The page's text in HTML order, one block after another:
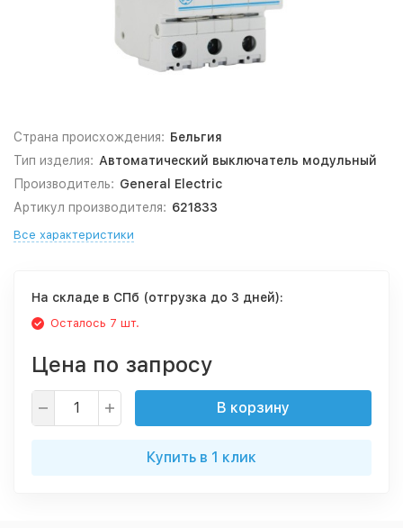
Страна происхождения: Бельгия
Тип изделия: Автоматический выключатель модульный
Производитель: General Electric
Артикул производителя: 621833
Все характеристики
На складе в СПб (отгрузка до 3 дней):
Осталось 7 шт.
Цена по запросу
В корзину
Купить в 1 клик